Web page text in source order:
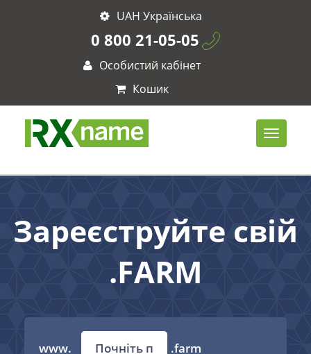
UAH Українська
0 800 21-05-05
Особистий кабінет
Кошик
Зареєструйте свій
.FARM
www. .farm